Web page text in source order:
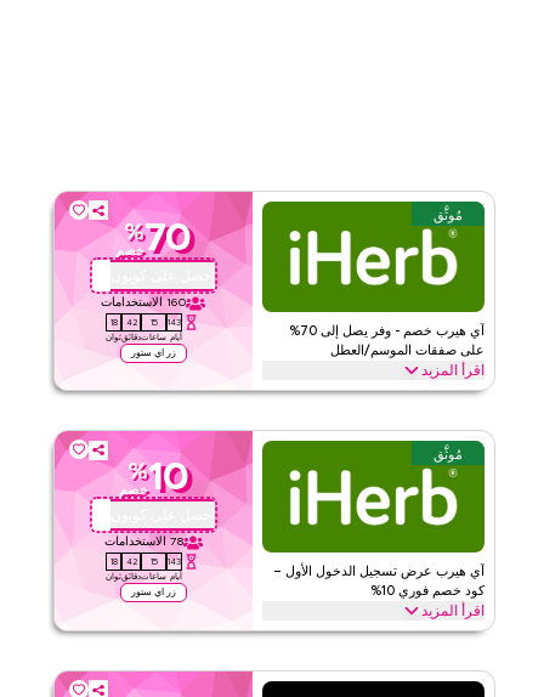
مُوثَّق
آي هيرب خصم - وفر يصل إلى 70%
على صفقات الموسم/العطل
اقرأ المزيد
70
%
خصم
احصل على كوبون
160 الاستخدامات
143
أيام
15
ساعات
42
دقائق
17
ثوان
زر اي ستور
وفر يصل إلى 70% خصم مع كود الكوبون هذا من آي هيرب خلال المواسم
وعطل أخرى. استخدم الآن.
اي هيرب
الحد الأدنى للطلب
ويب/تطبيق
الفئات
على مستوى الموقع
مُوثَّق
آي هيرب عرض تسجيل الدخول الأول –
كود خصم فوري 10%
اقرأ المزيد
10
%
خصم
احصل على كوبون
78 الاستخدامات
143
أيام
15
ساعات
42
دقائق
17
ثوان
زر اي ستور
جديد على آي هيرب؟ سجل دخولك لأول مرة وطبق كوبون آي هيرب هذا
في عربة التسوق الخاصة بك اليوم.